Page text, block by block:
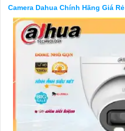
Camera Dahua Chính Hãng Giá Rẻ